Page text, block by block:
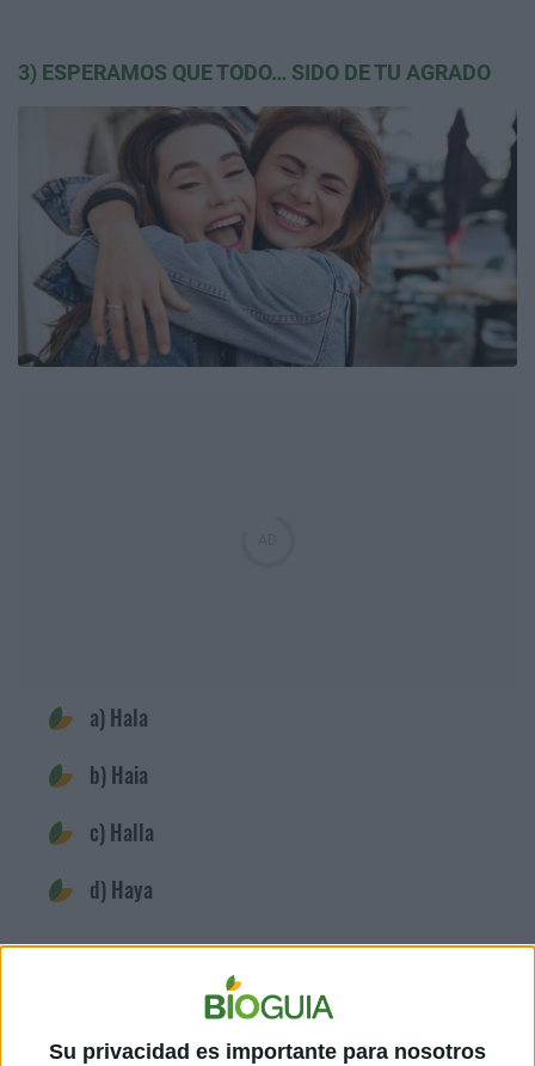
Su privacidad es importante para nosotros
3) ESPERAMOS QUE TODO… SIDO DE TU AGRADO
a) Hala
b) Haia
c) Halla
d) Haya
4) NO...HECHO EL TRABAJO, ASÍ QUE SACARÁS